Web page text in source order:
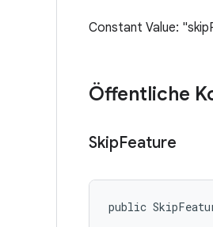
Constant Value:
Öffentliche
SkipFeature
public